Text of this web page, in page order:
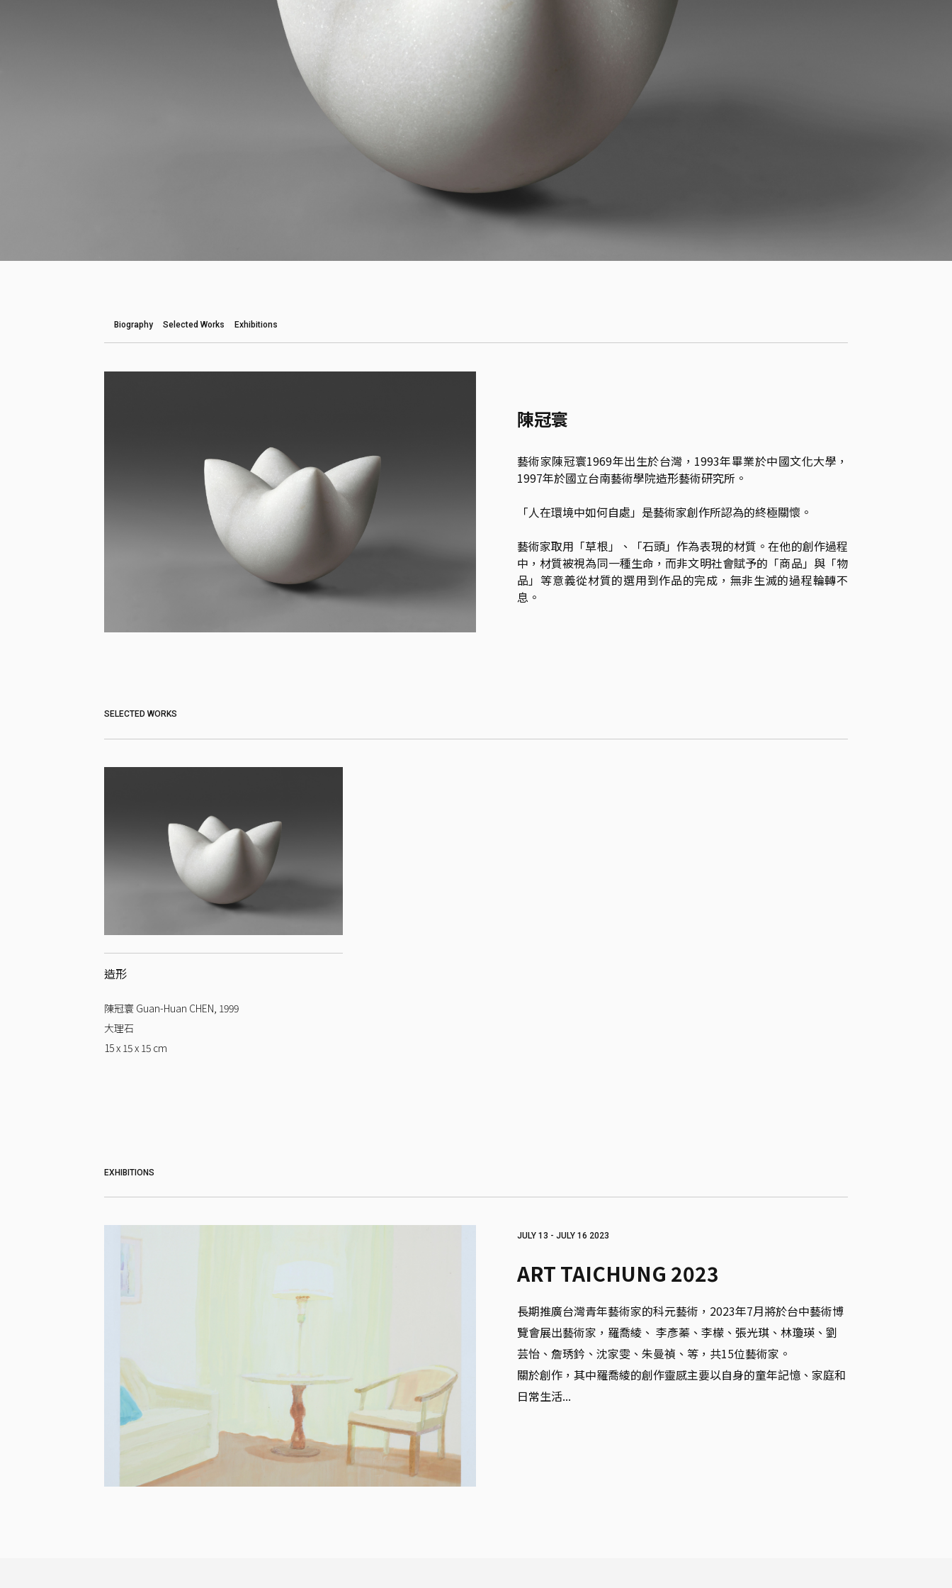
Biography Selected Works Exhibitions
陳冠寰
藝術家陳冠寰1969年出生於台灣，1993年畢業於中國文化大學，
1997年於國立台南藝術學院造形藝術研究所。
「人在環境中如何自處」是藝術家創作所認為的終極關懷。
藝術家取用「草根」、「石頭」作為表現的材質。在他的創作過程
中，材質被視為同一種生命，而非文明社會賦予的「商品」與「物
品」等意義從材質的選用到作品的完成，無非生滅的過程輪轉不
息。
SELECTED WORKS
造形
陳冠寰 Guan-Huan CHEN 1999
大理石
15 x 15 x 15 cm
EXHIBITIONS
JULY 13 - JULY 16 2023
ART TAICHUNG 2023
長期推廣台灣青年藝術家的科元藝術，2023年7月將於台中藝術博
覽會展出藝術家，羅喬綾、 李彥蓁、李檬、張光琪、林瓊瑛、劉
芸怡、詹琇鈐、沈家雯、朱曼禎、等，共15位藝術家。
關於創作，其中羅喬綾的創作靈感主要以自身的童年記憶、家庭和
日常生活...